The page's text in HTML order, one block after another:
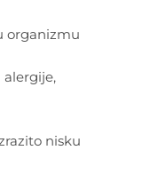
organizmu
nisku